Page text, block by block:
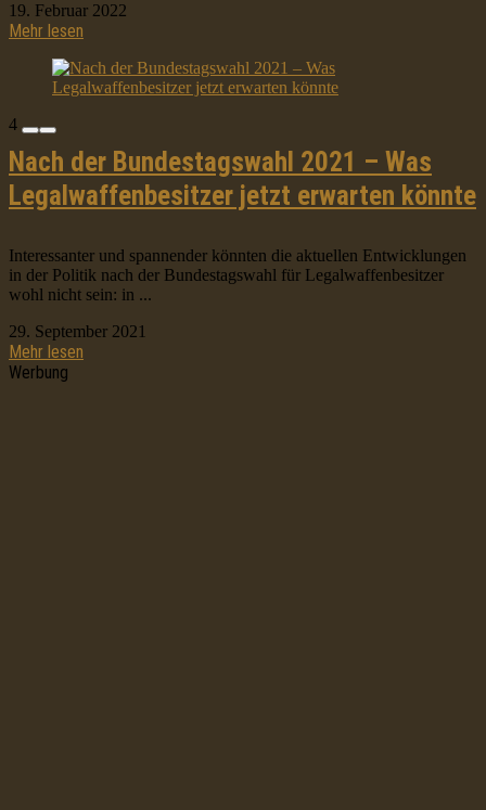
19. Februar 2022
Mehr lesen
4
Nach der Bundestagswahl 2021 – Was
Legalwaffenbesitzer jetzt erwarten könnte
Interessanter und spannender könnten die aktuellen Entwicklungen
in der Politik nach der Bundestagswahl für Legalwaffenbesitzer
wohl nicht sein: in ...
29. September 2021
Mehr lesen
Werbung